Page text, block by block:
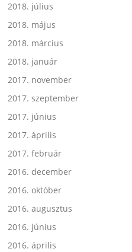
2018. július
2018. május
2018. március
2018. január
2017. november
2017. szeptember
2017. június
2017. április
2017. február
2016. december
2016. október
2016. augusztus
2016. június
2016. április